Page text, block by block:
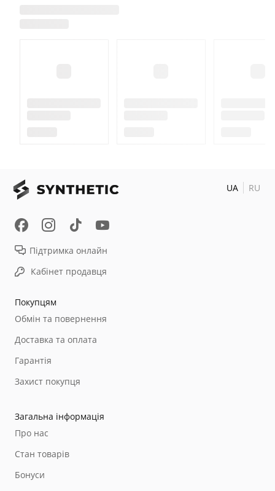
Покупцям
Обмін та повернення
Доставка та оплата
Гарантія
Захист покупця
Загальна інформація
Про нас
Стан товарів
Бонуси
Підтримка онлайн
Кабінет продавця
UA RU